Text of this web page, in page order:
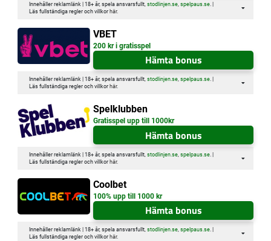
Innehåller reklamlänk | 18+ år, spela ansvarsfullt, stodlinjen.se, spelpaus.se. |
Läs fullständiga regler och villkor här.
VBET
200 kr i gratisspel
Hämta bonus
Innehåller reklamlänk | 18+ år, spela ansvarsfullt, stodlinjen.se, spelpaus.se. |
Läs fullständiga regler och villkor här.
Spelklubben
Gratisspel upp till 1000kr
Hämta bonus
Innehåller reklamlänk | 18+ år, spela ansvarsfullt, stodlinjen.se, spelpaus.se. |
Läs fullständiga regler och villkor här.
Coolbet
100% upp till 1000 kr
Hämta bonus
Innehåller reklamlänk | 18+ år, spela ansvarsfullt, stodlinjen.se, spelpaus.se. |
Läs fullständiga regler och villkor här.